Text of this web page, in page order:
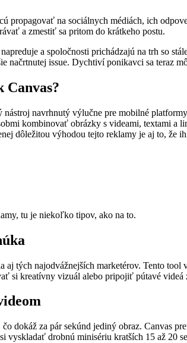
propagovať na sociálnych médiách, ich
a zmestiť sa pritom do krátkeho postu.
a spoločnosti prichádzajú na trh so
načrtnutej issue. Dychtiví ponikavci sa teraz
Canvas?
nástroj navrhnutý výlučne pre mobilné
kombinovať obrázky s videami, textami
dôležitou výhodou tejto reklamy je aj to, že
tu je niekoľko tipov, ako na to.
aj tých najodvážnejších marketérov. Tento
si kreatívny vizuál alebo pripojiť pútavé videá
dokáž za pár sekúnd jediný obraz. Canvas
vyskladať drobnú minisériu kratších 15 až 20